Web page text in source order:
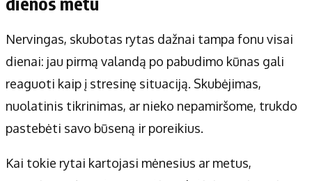
Nervingas, skubotas rytas dažnai tampa fonu visai
dienai: jau pirmą valandą po pabudimo kūnas gali
reaguoti kaip į stresinę situaciją. Skubėjimas,
nuolatinis tikrinimas, ar nieko nepamiršome, trukdo
pastebėti savo būseną ir poreikius.
Kai tokie rytai kartojasi mėnesius ar metus,